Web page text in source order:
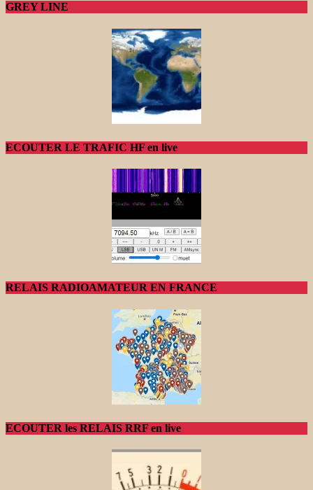
GREY LINE
ECOUTER LE TRAFIC HF en live
RELAIS RADIOAMATEUR EN FRANCE
ECOUTER les RELAIS RRF en live